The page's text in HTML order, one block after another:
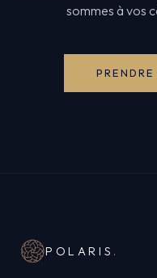
sommes à vos
POLARIS .